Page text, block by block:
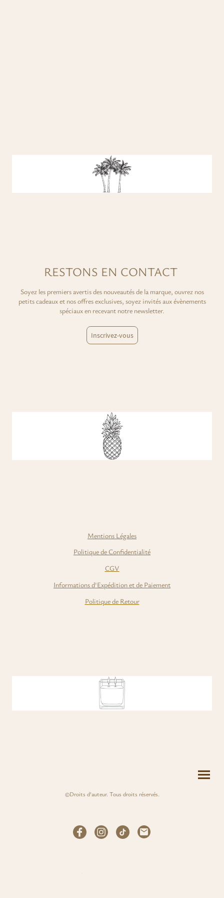
RESTONS EN CONTACT
Soyez les premiers avertis des nouveautés de la marque, ouvrez nos
petits cadeaux et nos offres exclusives, soyez invités aux évènements
spéciaux en recevant notre newsletter.
Inscrivez-vous
Mentions Légales
Politique de Confidentialité
CGV
Informations d'Expédition et de Paiement
Politique de Retour
©Droits d'auteur. Tous droits réservés.